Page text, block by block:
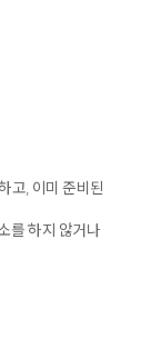
고, 이미 준비된
를 하지 않거나